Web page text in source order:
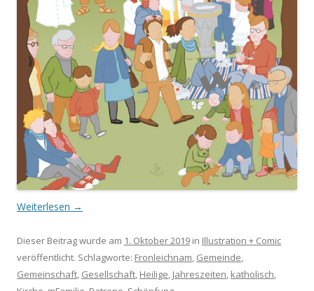
Weiterlesen →
Dieser Beitrag wurde am 1. Oktober 2019 in Illustration + Comic
veröffentlicht. Schlagworte: Fronleichnam, Gemeinde,
Gemeinschaft, Gesellschaft, Heilige, Jahreszeiten, katholisch,